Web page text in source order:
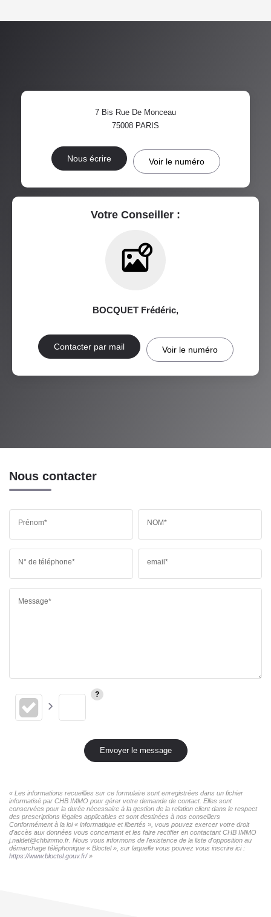
PART DES MÉNAGES SANS
VOITURE
DISTANCE DE L'AÉROPORT : SUPERFICIE :
RÉSULTATS DES LYCÉES
RESTAURANTS ET CAFÉS COMMERCES
7 Bis Rue De Monceau
75008 PARIS
Nous écrire Voir le numéro
Votre Conseiller :
BOCQUET Frédéric,
Contacter par mail Voir le numéro
Nous contacter
Prénom* NOM*
N° de téléphone* email*
Message*
Envoyer le message
« Les informations recueillies sur ce formulaire sont enregistrées dans un fichier
informatisé par CHB IMMO pour gérer votre demande de contact. Elles sont
conservées pour la durée nécessaire à la gestion de la relation client dans le respect
des prescriptions légales applicables et sont destinées à nos conseillers
Conformément à la loi « informatique et libertés », vous pouvez exercer votre droit
d'accès aux données vous concernant et les faire rectifier en contactant CHB IMMO
j.naldet@chbimmo.fr. Nous vous informons de l'existence de la liste d'opposition au
démarchage téléphonique « Bloctel », sur laquelle vous pouvez vous inscrire ici :
https://www.bloctel.gouv.fr/»